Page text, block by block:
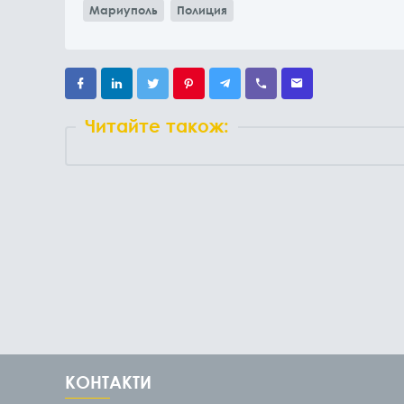
Мариуполь Полиция
Читайте також:
КОНТАКТИ